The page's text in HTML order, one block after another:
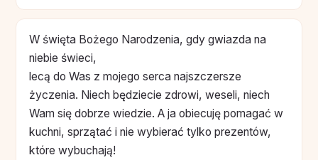
W święta Bożego Narodzenia, gdy gwiazda na
niebie świeci,
lecą do Was z mojego serca najszczersze
życzenia. Niech będziecie zdrowi, weseli, niech
Wam się dobrze wiedzie. A ja obiecuję pomagać w
kuchni, sprzątać i nie wybierać tylko prezentów,
które wybuchają!